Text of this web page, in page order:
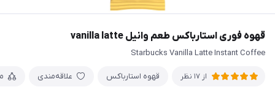
قهوه فوری استارباکس طعم وانیل vanilla latte
Starbucks Vanilla Latte Instant Coffee
از 17 نظر قهوه استارباکس علاقه‌مندی